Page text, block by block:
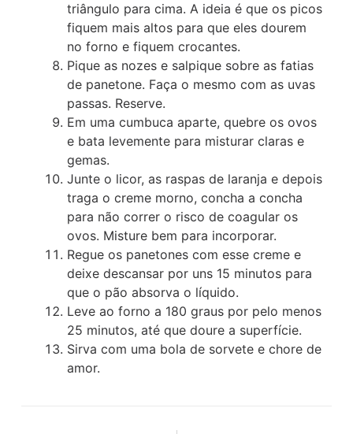
triângulo para cima. A ideia é que os picos
fiquem mais altos para que eles dourem
no forno e fiquem crocantes.
Pique as nozes e salpique sobre as fatias
de panetone. Faça o mesmo com as uvas
passas. Reserve.
Em uma cumbuca aparte, quebre os ovos
e bata levemente para misturar claras e
gemas.
Junte o licor, as raspas de laranja e depois
traga o creme morno, concha a concha
para não correr o risco de coagular os
ovos. Misture bem para incorporar.
Regue os panetones com esse creme e
deixe descansar por uns 15 minutos para
que o pão absorva o líquido.
Leve ao forno a 180 graus por pelo menos
25 minutos, até que doure a superfície.
Sirva com uma bola de sorvete e chore de
amor.